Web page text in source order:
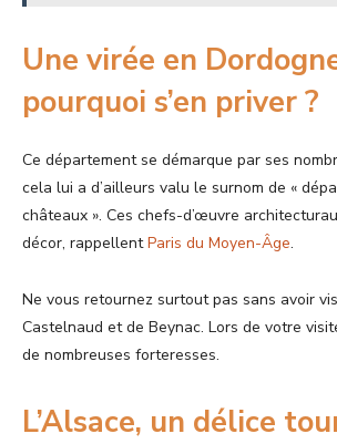
Une virée en
pourquoi s’en priver ?
Ce département se démarque par ses
cela lui a d’ailleurs valu le surnom de «
châteaux ». Ces chefs-d’œuvre
décor, rappellentParis du Moyen-Âge.
Ne vous retournez surtout pas sans avoir
Castelnaud et de Beynac. Lors de votre
de nombreuses forteresses.
L’Alsace, un délice